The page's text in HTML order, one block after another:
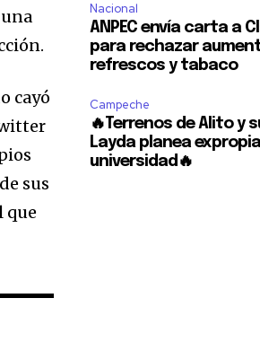
cayó
sus
que
Nacional
ANPEC envía carta a
para rechazar
refrescos y tabaco
Campeche
🔥Terrenos de Alito y
Layda planea
universidad🔥